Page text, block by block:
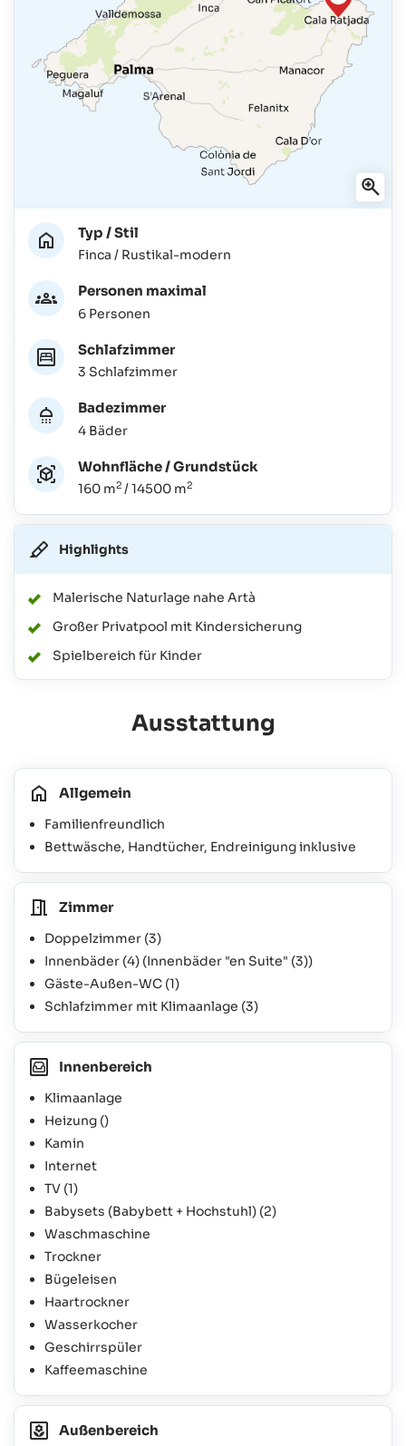
Typ / Stil
Finca / Rustikal-modern
Personen maximal
6 Personen
Schlafzimmer
3 Schlafzimmer
Badezimmer
4 Bäder
Wohnfläche / Grundstück
160 m2 / 14500 m2
Highlights
Malerische Naturlage nahe Artà
Großer Privatpool mit Kindersicherung
Spielbereich für Kinder
Ausstattung
Allgemein
Familienfreundlich
Bettwäsche, Handtücher, Endreinigung inklusive
Zimmer
Doppelzimmer (3)
Innenbäder (4) (Innenbäder "en Suite" (3))
Gäste-Außen-WC (1)
Schlafzimmer mit Klimaanlage (3)
Innenbereich
Klimaanlage
Heizung ()
Kamin
Internet
TV (1)
Babysets (Babybett + Hochstuhl) (2)
Waschmaschine
Trockner
Bügeleisen
Haartrockner
Wasserkocher
Geschirrspüler
Kaffeemaschine
Außenbereich